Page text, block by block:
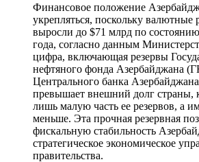
Финансовое положение
укрепляться, поскольку валютные
выросли до $71 млрд по
года, согласно данным
цифра, включающая резервы
нефтяного фонда Азербайджана
Центрального банка
превышает внешний долг страны,
лишь малую часть ее резервов, а
меньше. Эта прочная резервная
фискальную стабильность
стратегическое экономическое
правительства.